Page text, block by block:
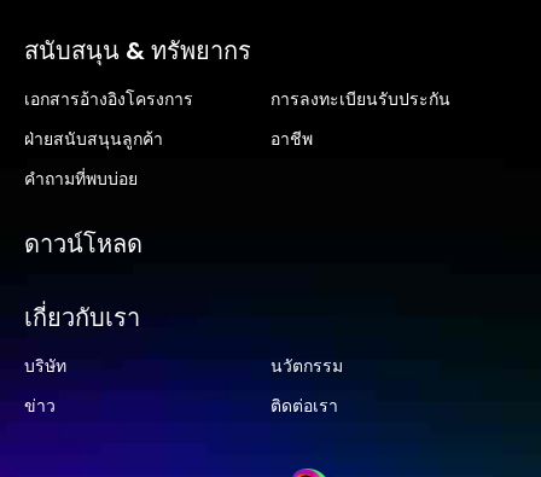
สนับสนุน & ทรัพยากร
เอกสารอ้างอิงโครงการ
การลงทะเบียนรับประกัน
ฝ่ายสนับสนุนลูกค้า
อาชีพ
คำถามที่พบบ่อย
ดาวน์โหลด
เกี่ยวกับเรา
บริษัท
นวัตกรรม
ข่าว
ติดต่อเรา